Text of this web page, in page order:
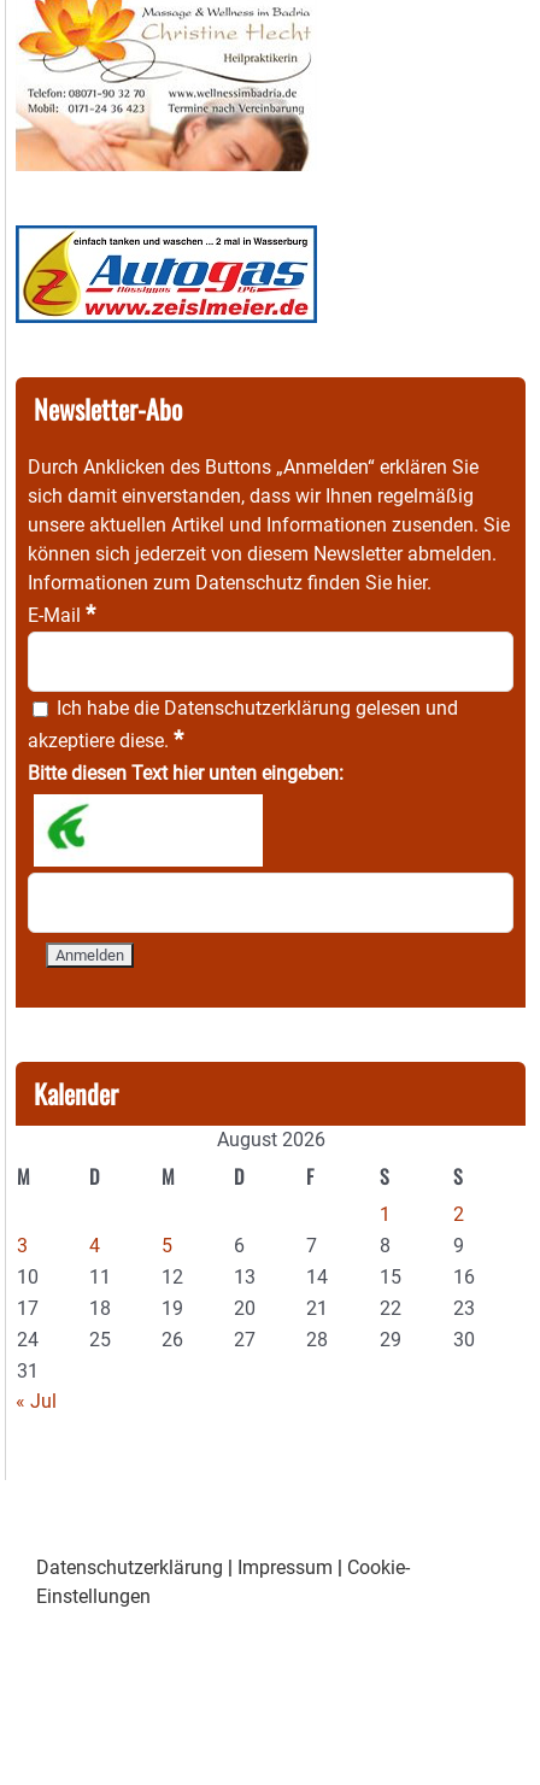
Newsletter-Abo
Durch Anklicken des Buttons „Anmelden“ erklären Sie
sich damit einverstanden, dass wir Ihnen regelmäßig
unsere aktuellen Artikel und Informationen zusenden. Sie
können sich jederzeit von diesem Newsletter abmelden.
Informationen zum Datenschutz finden Sie hier.
E-Mail *
Ich habe die Datenschutzerklärung gelesen und
akzeptiere diese. *
Bitte diesen Text hier unten eingeben:
Kalender
August 2026
M D M D F S S
1
2
3
4 5 6 7 8
9
10
11 12 13 14 15
16
17
18 19 20 21 22
23
24
25 26 27 28 29
30
31
« Jul
Datenschutzerklärung Impressum
Cookie-
Einstellungen